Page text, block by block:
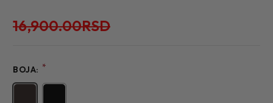
16,900.00RSD
BOJA: *